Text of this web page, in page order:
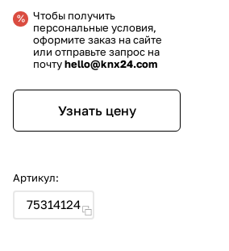
Чтобы получить
персональные условия,
оформите заказ на сайте
или отправьте запрос на
почтуhello@knx24.com
Узнать цену
Артикул:
75314124